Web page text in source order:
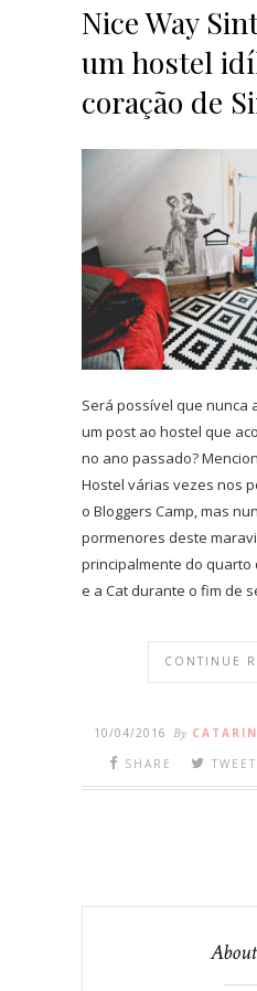
Nice Way
um hostel
coração de
Será possível que nunca
um post ao hostel que
no ano passado?
Hostel várias vezes nos
o Bloggers Camp, mas
pormenores deste
principalmente do quarto
e a Cat durante o fim de
CONTINUE
10/04/2016 By
SHARE
TWEET